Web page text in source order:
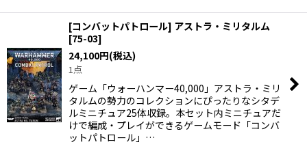
[コンバットパトロール] アストラ・ミリタルム
[75-03]
24,100円(税込)
1点
ゲーム「ウォーハンマー40,000」アストラ・ミリ
タルムの勢力のコレクションにぴったりなシタデ
ルミニチュア25体収録。本セット内ミニチュアだ
けで編成・プレイができるゲームモード「コンバ
ットパトロール」…